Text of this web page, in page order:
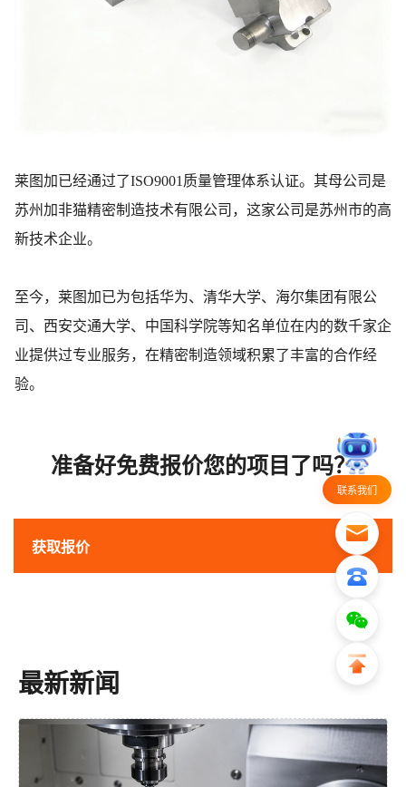
莱图加已经通过了ISO9001质量管理体系认证。其母公司是
苏州加非猫精密制造技术有限公司，这家公司是苏州市的高
新技术企业。
至今，莱图加已为包括华为、清华大学、海尔集团有限公
司、西安交通大学、中国科学院等知名单位在内的数千家企
业提供过专业服务，在精密制造领域积累了丰富的合作经
验。
准备好免费报价您的项目了吗？
获取报价
最新新闻
联系我们